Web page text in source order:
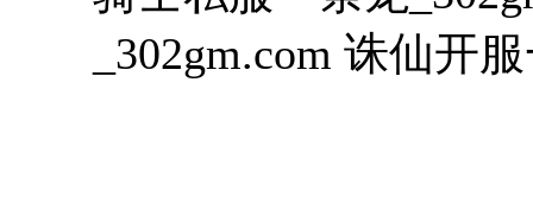
_302gm.com 诛仙开